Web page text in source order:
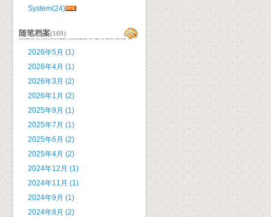
System(24)
随笔档案(169)
2026年5月 (1)
2026年4月 (1)
2026年3月 (2)
2026年1月 (2)
2025年9月 (1)
2025年7月 (1)
2025年6月 (2)
2025年4月 (2)
2024年12月 (1)
2024年11月 (1)
2024年9月 (1)
2024年8月 (2)